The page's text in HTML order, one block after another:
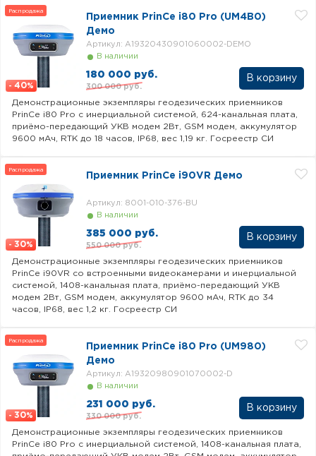
Распродажа
- 40%
Приемник PrinCe i80 Pro (UM4B0)
Демо
В наличии
Артикул: A19320430901060002-DEMO
180 000 руб.
300 000 руб.
Демонстрационные экземпляры геодезических приемников
PrinCe i80 Pro c инерциальной системой, 624-канальная плата,
приёмо-передающий УКВ модем 2Вт, GSM модем, аккумулятор
9600 мАч, RTK до 18 часов, IP68, вес 1,19 кг. Госреестр СИ
Распродажа
- 30%
Приемник PrinCe i90VR Демо
В наличии
Артикул: 8001-010-376-BU
385 000 руб.
550 000 руб.
Демонстрационные экземпляры геодезических приемников
PrinCe i90VR со встроенными видеокамерами и инерциальной
системой, 1408-канальная плата, приёмо-передающий УКВ
модем 2Вт, GSM модем, аккумулятор 9600 мАч, RTK до 34
часов, IP68, вес 1,2 кг. Госреестр СИ
Распродажа
- 30%
Приемник PrinCe i80 Pro (UM980)
Демо
В наличии
Артикул: A19320980901070002-D
231 000 руб.
330 000 руб.
Демонстрационные экземпляры геодезических приемников
PrinCe i80 Pro c инерциальной системой, 1408-канальная плата,